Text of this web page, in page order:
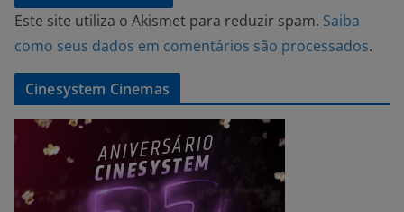
Este site utiliza o Akismet para reduzir spam. Saiba
como seus dados em comentários são processados.
Cinesystem Cinemas